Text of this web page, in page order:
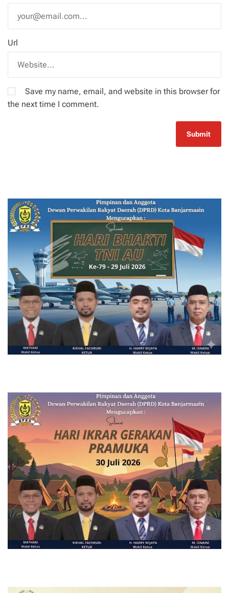
Url
Save my name, email, and website in this browser for
the next time I comment.